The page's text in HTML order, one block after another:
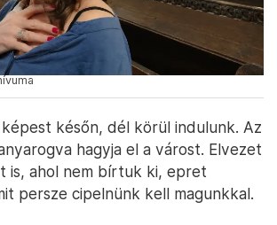
későn, dél körül indulunk. Az
hagyja el a várost. Elvezet
is, ahol nem bírtuk ki, epret
persze cipelnünk kell magunkkal.